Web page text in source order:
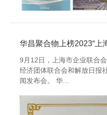
华昌聚合物上榜2023“上
9月12日，上海市企业联合
经济团体联合会和解放日报
闻发布会。 华...